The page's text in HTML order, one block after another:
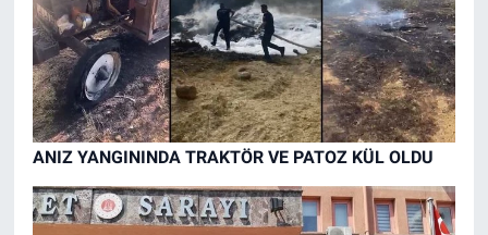
ANIZ YANGININDA TRAKTÖR VE PATOZ KÜL OLDU